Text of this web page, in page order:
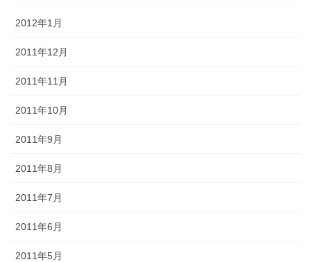
2012年1月
2011年12月
2011年11月
2011年10月
2011年9月
2011年8月
2011年7月
2011年6月
2011年5月